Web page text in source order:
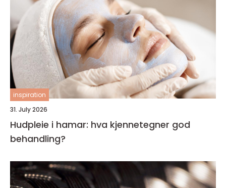
inspiration
31. July 2026
Hudpleie i hamar: hva kjennetegner god
behandling?